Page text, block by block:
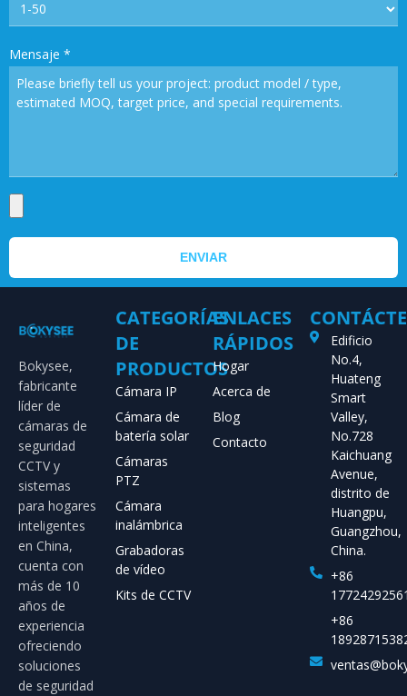
Mensaje *
ENVIAR
Bokysee,
fabricante
líder de
cámaras de
seguridad
CCTV y
sistemas
para hogares
inteligentes
en China,
cuenta con
más de 10
años de
experiencia
ofreciendo
soluciones
de seguridad
CATEGORÍAS
DE
PRODUCTOS
Cámara IP
Cámara de
batería solar
Cámaras
PTZ
Cámara
inalámbrica
Grabadoras
de vídeo
Kits de CCTV
ENLACES
RÁPIDOS
Hogar
Acerca de
Blog
Contacto
Edificio
No.4,
Huateng
Smart
Valley,
No.728
Kaichuang
Avenue,
distrito de
Huangpu,
Guangzhou,
China.
+86
+86